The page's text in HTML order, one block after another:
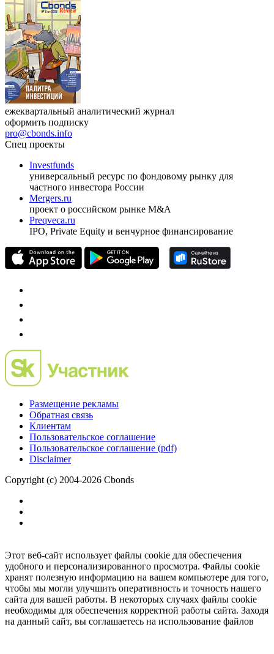
ежеквартальный аналитический журнал
оформить подписку
pro@cbonds.info
Спец проекты
Investfunds
универсальный ресурс по фондовому рынку для
частного инвестора России
Mergers.ru
проект о российском рынке M&A
Preqveca.ru
IPO, Private Equity и венчурное финансирование
Размещение рекламы
Обратная связь
Клиентам
Пользовательское соглашение
Пользовательское соглашение (pdf)
Disclaimer
Copyright (c) 2004-2026 Cbonds
Этот веб-сайт использует файлы cookie для обеспечения
удобного и персонализированного просмотра. Файлы cookie
хранят полезную информацию на вашем компьютере для того,
чтобы мы могли улучшить оперативность и точность нашего
сайта для вашей работы. В некоторых случаях файлы cookie
необходимы для обеспечения корректной работы сайта. Заходя
на данный сайт, вы соглашаетесь на использование файлов